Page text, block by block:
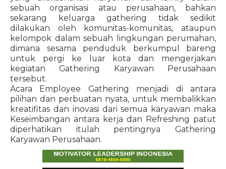
sebuah organisasi atau perusahaan, bahkan
sekarang keluarga gathering tidak sedikit
dilakukan oleh komunitas-komunitas, ataupun
kelompok dalam sebuah lingkungan perumahan,
dimana sesama penduduk berkumpul bareng
untuk pergi ke luar kota dan mengerjakan
kegiatan Gathering Karyawan Perusahaan
tersebut.
Acara Employee Gathering menjadi di antara
pilihan dan perbuatan nyata, untuk membalikkan
kreatifitas dan inovasi dari semua karyawan maka
Keseimbangan antara kerja dan Refreshing patut
diperhatikan itulah pentingnya Gathering
Karyawan Perusahaan.